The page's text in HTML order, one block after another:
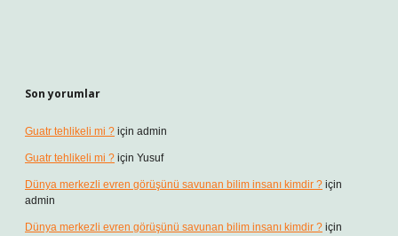
Son yorumlar
Guatr tehlikeli mi ? için admin
Guatr tehlikeli mi ? için Yusuf
Dünya merkezli evren görüşünü savunan bilim insanı kimdir ? için
admin
Dünya merkezli evren görüşünü savunan bilim insanı kimdir ? için